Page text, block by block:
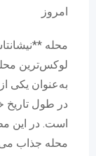
امروز
محله
لوکس‌ترین
به‌عنوان یکی
در طول تاریخ
است. در این
محله جذاب